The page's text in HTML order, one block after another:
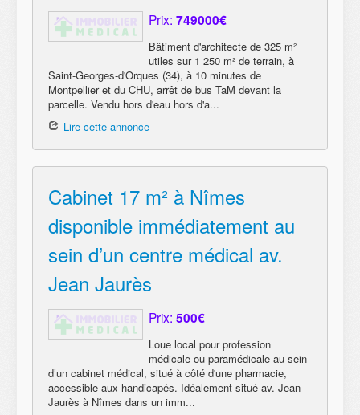
Prix: 749000€
Bâtiment d'architecte de 325 m²
utiles sur 1 250 m² de terrain, à
Saint-Georges-d'Orques (34), à 10 minutes de
Montpellier et du CHU, arrêt de bus TaM devant la
parcelle. Vendu hors d'eau hors d'a...
Lire cette annonce
Cabinet 17 m² à Nîmes
disponible immédiatement au
sein d’un centre médical av.
Jean Jaurès
Prix: 500€
Loue local pour profession
médicale ou paramédicale au sein
d’un cabinet médical, situé à côté d'une pharmacie,
accessible aux handicapés. Idéalement situé av. Jean
Jaurès à Nîmes dans un imm...